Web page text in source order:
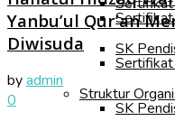
SK
Struktur
SK
Yanbu’ul Qur’an
Diwisuda
byadmin
0